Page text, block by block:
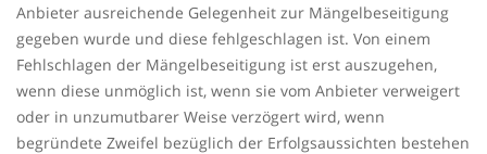
Anbieter ausreichende Gelegenheit zur Mängelbeseitigung
gegeben wurde und diese fehlgeschlagen ist. Von einem
Fehlschlagen der Mängelbeseitigung ist erst auszugehen,
wenn diese unmöglich ist, wenn sie vom Anbieter verweigert
oder in unzumutbarer Weise verzögert wird, wenn
begründete Zweifel bezüglich der Erfolgsaussichten bestehen